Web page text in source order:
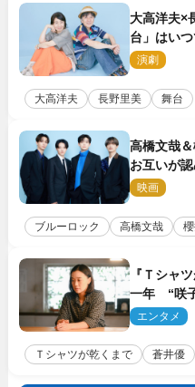
大高洋夫×
台」はい
他の方たち
演劇
大高洋夫 長野里美 舞台
高橋文哉＆
お互いが
ク』で築
映画
ブルーロック 高橋文哉
『Ｔシャ
一年 “咲
しあえる関
エンタメ
Ｔシャツが乾くまで 蒼井優